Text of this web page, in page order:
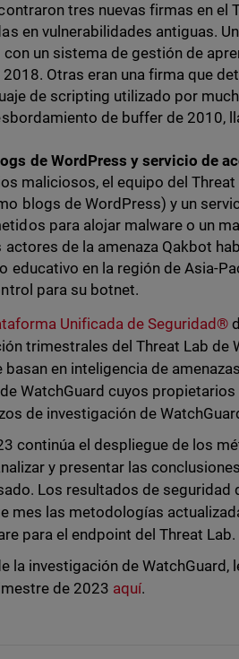
tres nuevas firmas en el
en vulnerabilidades antiguas.
un sistema de gestión de
Otras eran una firma que
de scripting utilizado por
de buffer de 2010,
de WordPress y servicio de
maliciosos, el equipo del
blogs de WordPress) y un
para alojar malware o un
de la amenaza Qakbot
educativo en la región de Asia-
para su botnet.
Unificada de Seguridad®
trimestrales del Threat Lab de
en inteligencia de
WatchGuard cuyos
de investigación de
continúa el despliegue de los
y presentar las
Los resultados de seguridad
mes las metodologías
para el endpoint del Threat Lab.
la investigación de WatchGuard,
de 2023 aquí.